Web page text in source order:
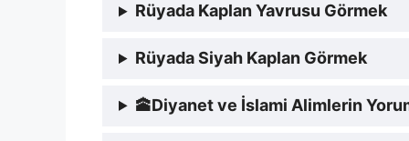
Rüyada Kaplan Yavrusu Görmek
Rüyada Siyah Kaplan Görmek
🕋Diyanet ve İslami Alimlerin